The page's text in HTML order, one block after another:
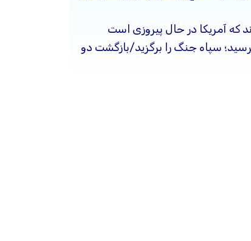
که آمریکا در حال پیروزی است
سپاه جنگ را برگزید/بازگشت دو